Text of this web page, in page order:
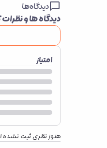
دیدگاه‌ها
دیدگاه ها و نظرات
امتیاز
هنوز نظری ثبت